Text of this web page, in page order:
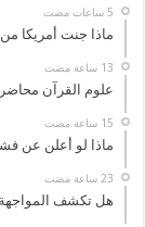
ماذا جنت أمريكا
علوم القرآن
ماذا لو أعلن عن
هل تكشف المواجهة